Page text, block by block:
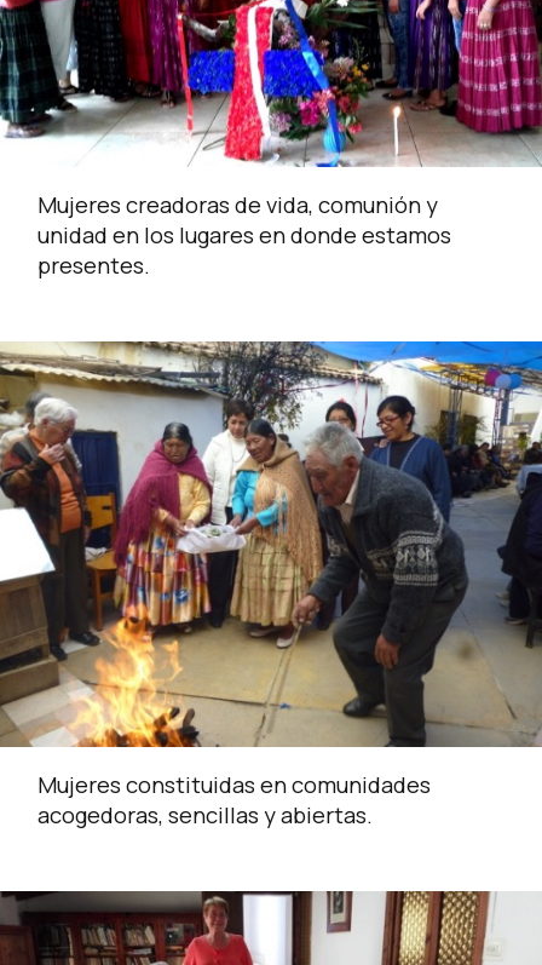
Mujeres creadoras de vida, comunión y
unidad en los lugares en donde estamos
presentes.
Mujeres constituidas en comunidades
acogedoras, sencillas y abiertas.